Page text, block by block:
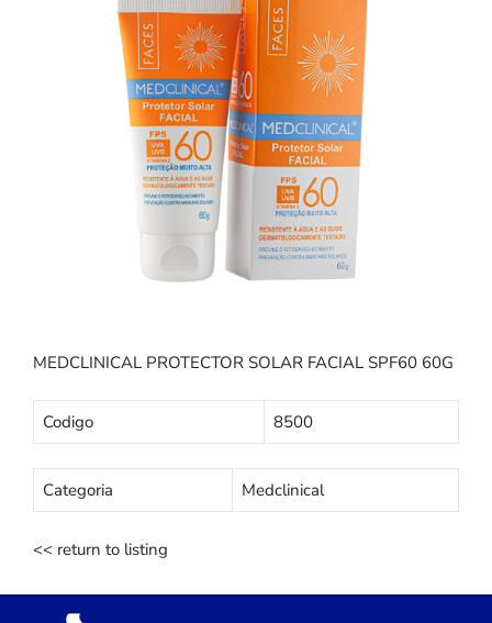
MEDCLINICAL PROTECTOR SOLAR FACIAL SPF60 60G
Codigo 8500
Categoria Medclinical
<< return to listing